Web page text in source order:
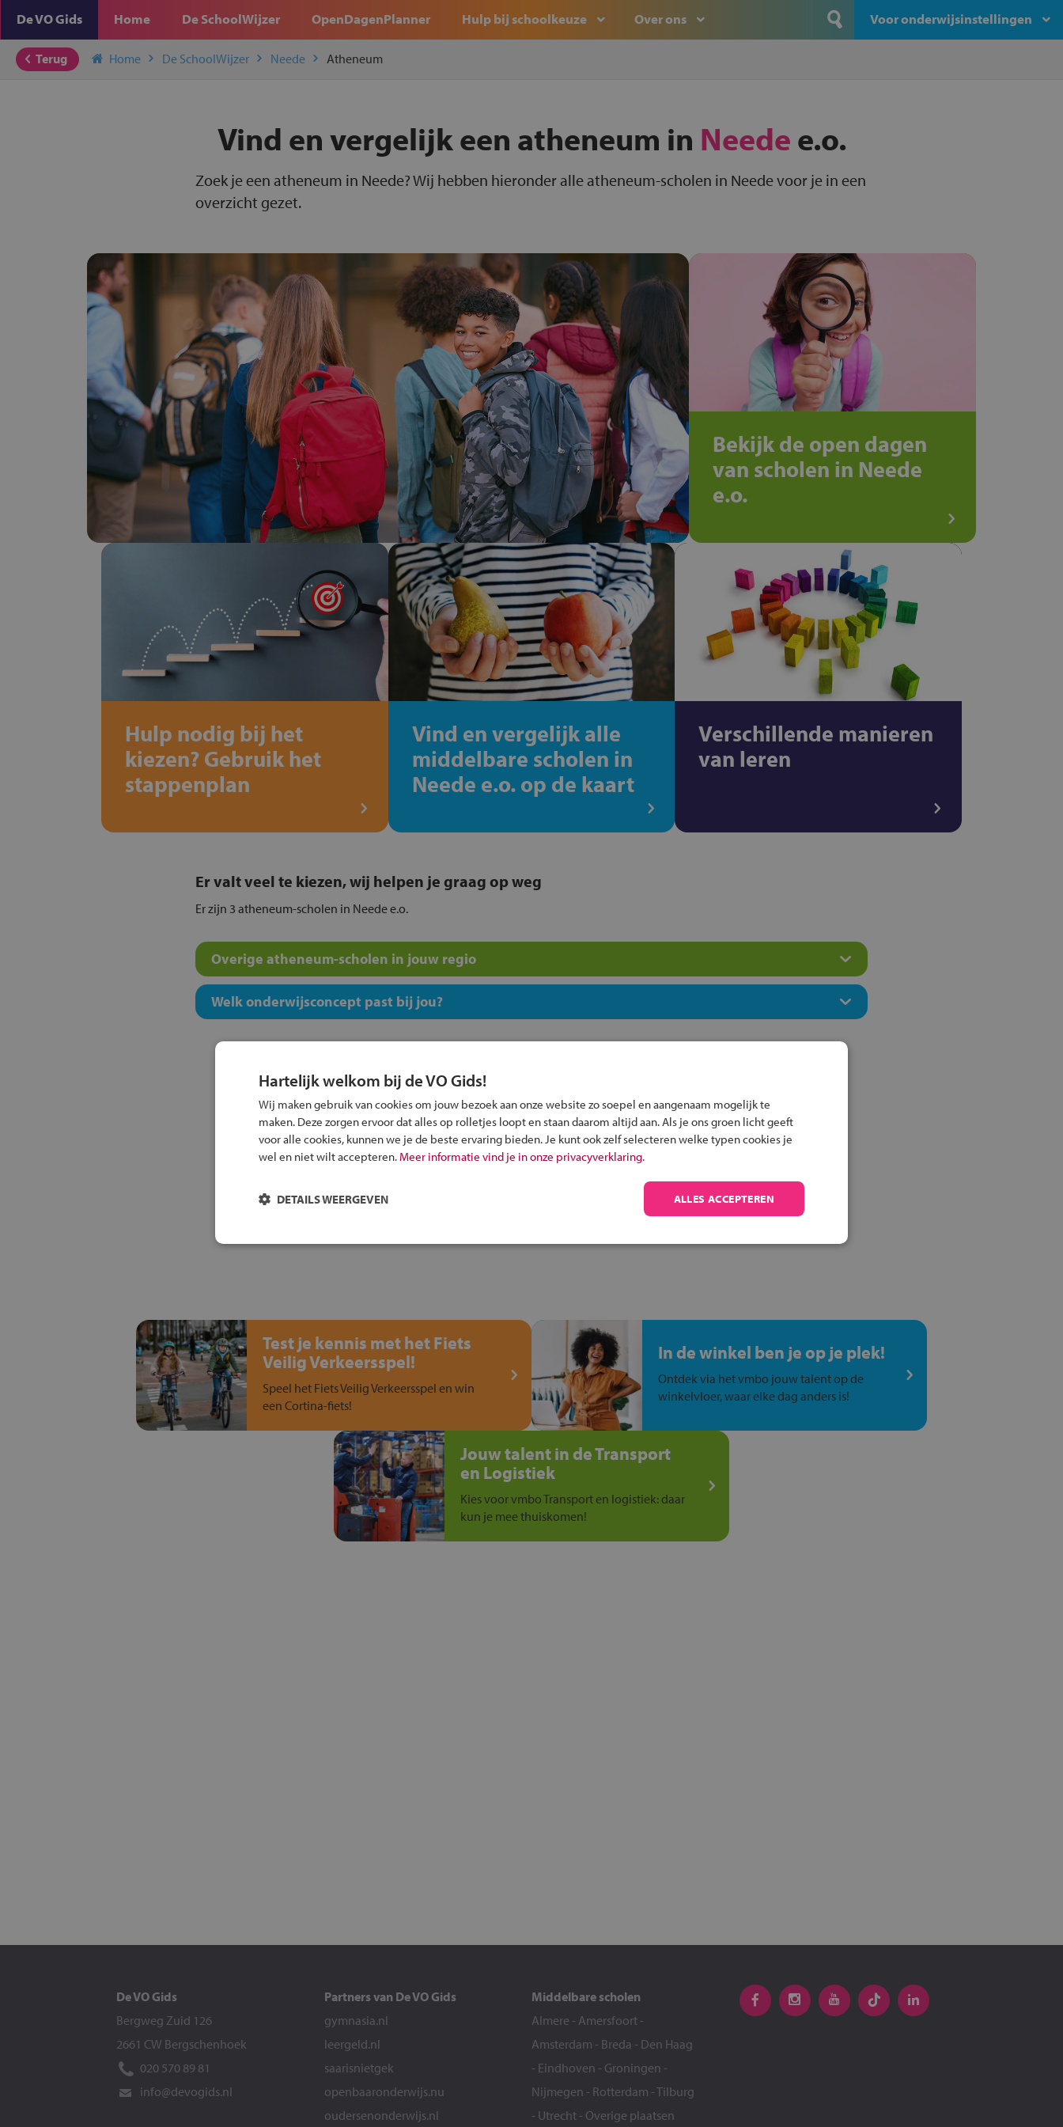
De VO Gids Home De SchoolWijzer OpenDagenPlanner Hulp bij schoolkeuze Over ons Voor onderwijsinstellingen
Terug Home De SchoolWijzer Neede Atheneum
Vind en vergelijk een atheneum in Needee.o.
Zoek je een atheneum in Neede? Wij hebben hieronder alle atheneum-scholen in Neede voor je in een
overzicht gezet.
Bekijk de open dagen
van scholen in Neede
e.o.
Hulp nodig bij het
kiezen? Gebruik het
stappenplan
Vind en vergelijk alle
middelbare scholen in
Neede e.o. op de kaart
Verschillende manieren
van leren
Er valt veel te kiezen, wij helpen je graag op weg
Er zijn 3 atheneum-scholen in Neede e.o.
Overige atheneum-scholen in jouw regio
Welk onderwijsconcept past bij jou?
Inschrijven?
Alle informatie om je kind aan te melden bij
een middelbare school.
Test je kennis met het Fiets
Veilig Verkeersspel!
Speel het Fiets Veilig Verkeersspel en win
een Cortina-fiets!
In de winkel ben je op je plek!
Ontdek via het vmbo jouw talent op de
winkelvloer, waar elke dag anders is!
Jouw talent in de Transport
en Logistiek
Kies voor vmbo Transport en logistiek: daar
kun je mee thuiskomen!
De VO Gids
Bergweg Zuid 126
2661 CW Bergschenhoek
020 570 89 81
info@devogids.nl
Partners van De VO Gids
gymnasia.nl
leergeld.nl
saarisnietgek
openbaaronderwijs.nu
oudersenonderwijs.nl
Middelbare scholen
Almere - Amersfoort -
Amsterdam - Breda - Den Haag
- Eindhoven - Groningen -
Nijmegen - Rotterdam -Tilburg
- Utrecht - Overige plaatsen
Hartelijk welkom bij de VO Gids!
Wij maken gebruik van cookies om jouw bezoek aan onze website zo soepel en aangenaam mogelijk te
maken. Deze zorgen ervoor dat alles op rolletjes loopt en staan daarom altijd aan. Als je ons groen licht geeft
voor alle cookies, kunnen we je de beste ervaring bieden. Je kunt ook zelf selecteren welke typen cookies je
wel en niet wilt accepteren. Meer informatie vind je in onze privacyverklaring.
ALLES ACCEPTEREN
DETAILS WEERGEVEN